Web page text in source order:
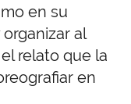
en su
al
relato que la
en